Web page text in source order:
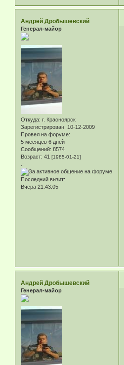
Андрей Дробышевский
Генерал-майор
Откуда: г. Красноярск
Зарегистрирован: 10-12-2009
Провел на форуме:
5 месяцев 6 дней
Сообщений: 8574
Возраст: 41 [1985-01-21]
.:
Последний визит:
Вчера 21:43:05
Андрей Дробышевский
Генерал-майор